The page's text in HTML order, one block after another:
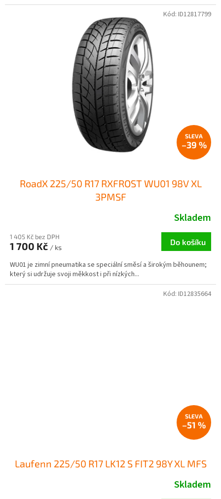
–39 %
RoadX 225/50 R17 RXFROST WU01 98V XL
3PMSF
Skladem
1 405 Kč bez DPH
1 700 Kč / ks
Do košíku
WU01 je zimní pneumatika se speciální směsí a širokým běhounem;
který si udržuje svoji měkkost i při nízkých...
Kód: ID12817799
–51 %
Laufenn 225/50 R17 LK12 S FIT2 98Y XL MFS
Skladem
Kód: ID12835664